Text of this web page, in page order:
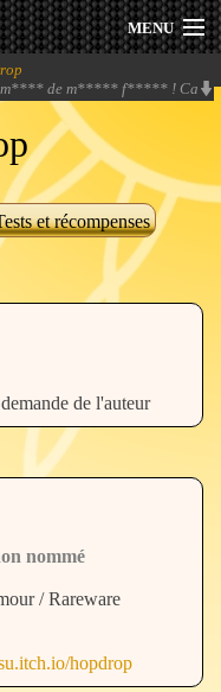
MENU
de m***** f***** ! Ca
et récompenses
de l'auteur
nommé
/ Rareware
hopdrop